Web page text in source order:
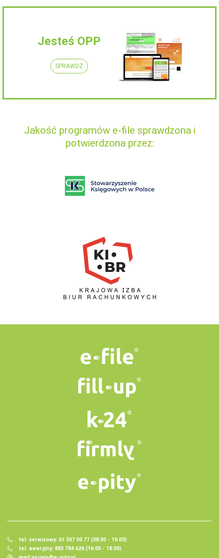
Jesteś OPP
SPRAWDŹ
Jakość programów e-file sprawdzona i
potwierdzona przez:
tel. serwisowy: 61 307 00 77 (08:00 - 16:00)
tel. awaryjny: 883 784 626 (16:00 - 18:00)